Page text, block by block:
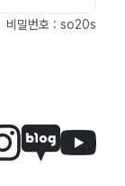
비밀번호 : so20s